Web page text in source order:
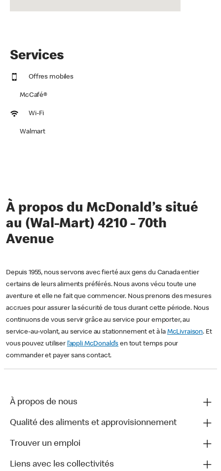
Services
Offres mobiles
McCafé®
Wi-Fi
Walmart
À propos du McDonald’s situé
au (Wal-Mart) 4210 - 70th
Avenue
Depuis 1955, nous servons avec fierté aux gens du Canada entier
certains de leurs aliments préférés. Nous avons vécu toute une
aventure et elle ne fait que commencer. Nous prenons des mesures
accrues pour assurer la sécurité de tous durant cette période. Nous
continuons de vous servir grâce au service pour emporter, au
service-au-volant, au service au stationnement et à la McLivraison. Et
vous pouvez utiliser l’appli McDonald’s en tout temps pour
commander et payer sans contact.
À propos de nous
Qualité des aliments et approvisionnement
Trouver un emploi
Liens avec les collectivités